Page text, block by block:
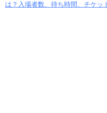
は？入場者数、待ち時間、チケッ